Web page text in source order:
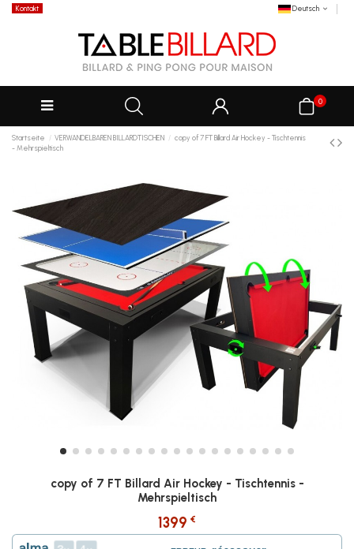
Kontakt Deutsch
0
Startseite VERWANDELBAREN BILLARDTISCHEN
copy of 7 FT Billard Air Hockey - Tischtennis
- Mehrspieltisch
copy of 7 FT Billard Air Hockey - Tischtennis -
Mehrspieltisch
1399 €